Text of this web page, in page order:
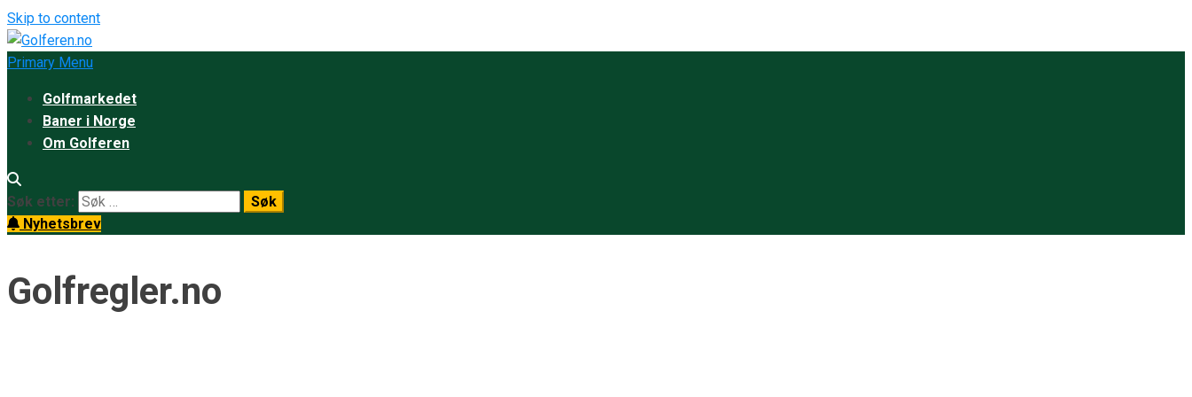
Skip to content
Primary Menu
Golfmarkedet
Baner i Norge
Om Golferen
Søk etter:
Nyhetsbrev
Golfregler.no